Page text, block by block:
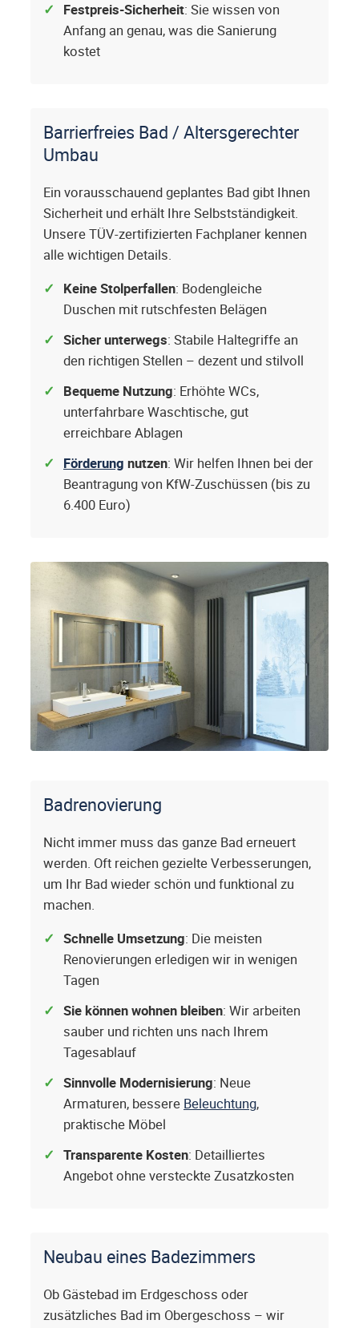
Festpreis-Sicherheit: Sie wissen von
Anfang an genau, was die Sanierung
kostet
Barrierfreies Bad / Altersgerechter
Umbau
Ein vorausschauend geplantes Bad gibt Ihnen
Sicherheit und erhält Ihre Selbstständigkeit.
Unsere TÜV-zertifizierten Fachplaner kennen
alle wichtigen Details.
Keine Stolperfallen: Bodengleiche
Duschen mit rutschfesten Belägen
Sicher unterwegs: Stabile Haltegriffe an
den richtigen Stellen – dezent und stilvoll
Bequeme Nutzung: Erhöhte WCs,
unterfahrbare Waschtische, gut
erreichbare Ablagen
Förderung nutzen: Wir helfen Ihnen bei der
Beantragung von KfW-Zuschüssen (bis zu
6.400 Euro)
Badrenovierung
Nicht immer muss das ganze Bad erneuert
werden. Oft reichen gezielte Verbesserungen,
um Ihr Bad wieder schön und funktional zu
machen.
Schnelle Umsetzung: Die meisten
Renovierungen erledigen wir in wenigen
Tagen
Sie können wohnen bleiben: Wir arbeiten
sauber und richten uns nach Ihrem
Tagesablauf
Sinnvolle Modernisierung: Neue
Armaturen, bessere Beleuchtung,
praktische Möbel
Transparente Kosten: Detailliertes
Angebot ohne versteckte Zusatzkosten
Neubau eines Badezimmers
Ob Gästebad im Erdgeschoss oder
zusätzliches Bad im Obergeschoss – wir